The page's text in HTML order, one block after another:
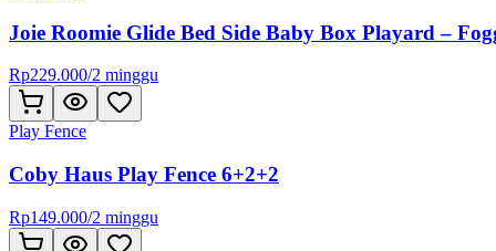
Joie Roomie Glide Bed Side Baby Box Playard –
Rp229.000/2 minggu
Play Fence
Coby Haus Play Fence 6+2+2
Rp149.000/2 minggu